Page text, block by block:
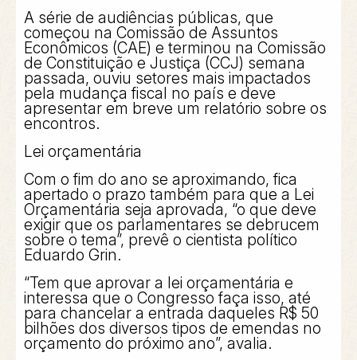
A série de audiências públicas, que
começou na Comissão de Assuntos
Econômicos (CAE) e terminou na Comissão
de Constituição e Justiça (CCJ) semana
passada, ouviu setores mais impactados
pela mudança fiscal no país e deve
apresentar em breve um relatório sobre os
encontros.
Lei orçamentária
Com o fim do ano se aproximando, fica
apertado o prazo também para que a Lei
Orçamentária seja aprovada, “o que deve
exigir que os parlamentares se debrucem
sobre o tema”, prevê o cientista político
Eduardo Grin.
“Tem que aprovar a lei orçamentária e
interessa que o Congresso faça isso, até
para chancelar a entrada daqueles R$ 50
bilhões dos diversos tipos de emendas no
orçamento do próximo ano”, avalia.